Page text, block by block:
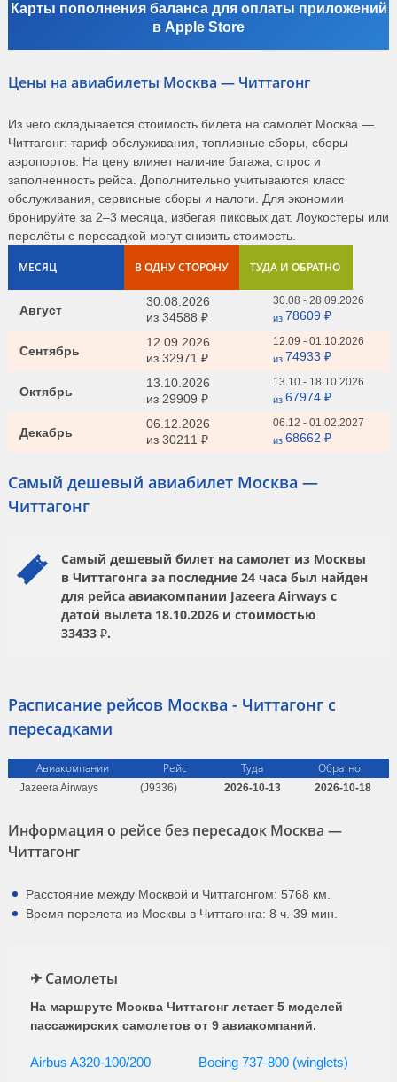
Карты пополнения баланса для оплаты приложений
в Apple Store
Цены на авиабилеты Москва — Читтагонг
Из чего складывается стоимость билета на самолёт Москва —
Читтагонг: тариф обслуживания, топливные сборы, сборы
аэропортов. На цену влияет наличие багажа, спрос и
заполненность рейса. Дополнительно учитываются класс
обслуживания, сервисные сборы и налоги. Для экономии
бронируйте за 2–3 месяца, избегая пиковых дат. Лоукостеры или
перелёты с пересадкой могут снизить стоимость.
МЕСЯЦ В ОДНУ СТОРОНУ ТУДА И ОБРАТНО
Август
30.08.2026
из 34588 ₽
30.08 - 28.09.2026
из 78609 ₽
Сентябрь
12.09.2026
из 32971 ₽
12.09 - 01.10.2026
из 74933 ₽
Октябрь
13.10.2026
из 29909 ₽
13.10 - 18.10.2026
из 67974 ₽
Декабрь
06.12.2026
из 30211 ₽
06.12 - 01.02.2027
из 68662 ₽
Самый дешевый авиабилет Москва —
Читтагонг
Самый дешевый билет на самолет из Москвы
в Читтагонга за последние 24 часа был найден
для рейса авиакомпании Jazeera Airways с
датой вылета 18.10.2026 и стоимостью
33433 ₽.
Расписание рейсов Москва - Читтагонг с
пересадками
Авиакомпании Рейс Туда Обратно
Jazeera Airways (J9336) 2026-10-13 2026-10-18
Информация о рейсе без пересадок Москва —
Читтагонг
Расстояние между Москвой и Читтагонгом: 5768 км.
Время перелета из Москвы в Читтагонга: 8 ч. 39 мин.
✈ Самолеты
На маршруте Москва Читтагонг летает 5 моделей
пассажирских самолетов от 9 авиакомпаний.
Airbus A320-100/200 Boeing 737-800 (winglets)